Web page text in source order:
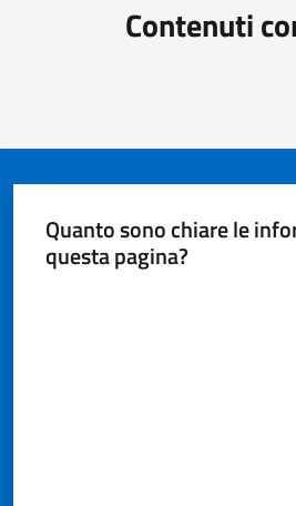
Contenuti
Quanto sono chiare le
questa pagina?